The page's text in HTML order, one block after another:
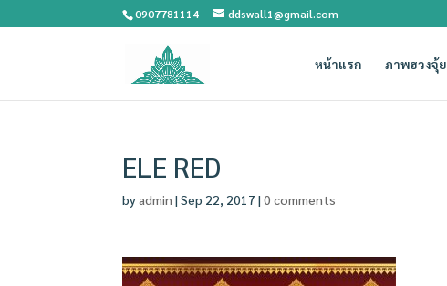
0907781114 ddswall1@gmail.com
หน้าแรก ภาพฮวงจุ้ย
ELE RED
byadmin |Sep 22, 2017 |0 comments